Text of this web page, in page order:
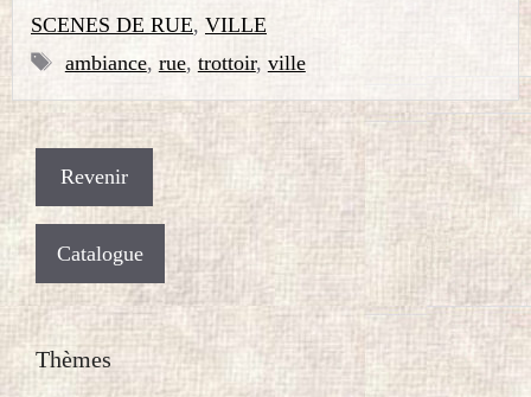
SCENES DE RUE, VILLE
Étiquettes
ambiance, rue, trottoir, ville
Catalogue
Thèmes